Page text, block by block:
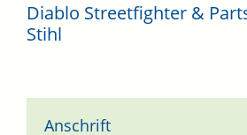
Diablo Streetfighter &
Stihl
Anschrift